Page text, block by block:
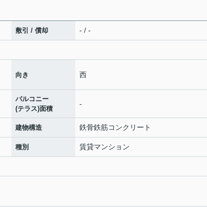
敷引 / 償却 - / -
向き 西
バルコニー
(テラス)面積
-
建物構造 鉄骨鉄筋コンクリート
種別 賃貸マンション